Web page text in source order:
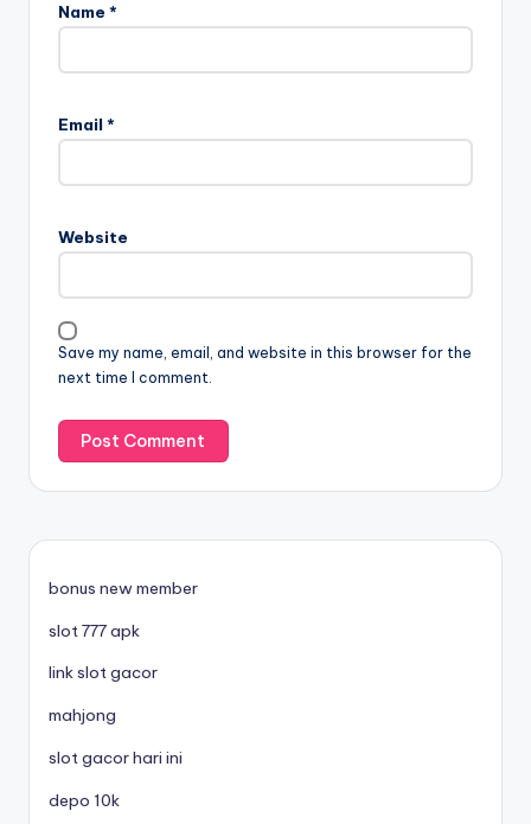
Name *
Email *
Website
Save my name, email, and website in this browser for the
next time I comment.
bonus new member
slot 777 apk
link slot gacor
mahjong
slot gacor hari ini
depo 10k